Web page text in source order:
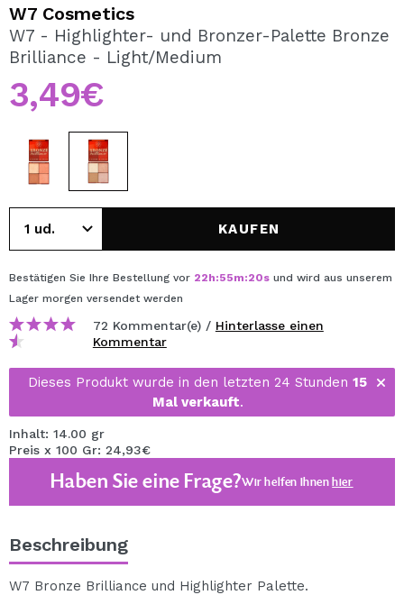
REGISTRIEREN
Durch die Erstellung eines Kontos bei Maquillalia.de
können Sie Ihre Einkäufe schnell tätigen, den Status Ihrer
Bestellungen überprüfen und Ihre bisherigen Vorgänge
einsehen.
BENUTZERKONTO ERSTELLEN
W7 Cosmetics
W7 - Highlighter- und Bronzer-Palette Bronze
Brilliance - Light/Medium
3,49€
KAUFEN
Bestätigen Sie Ihre Bestellung vor 22h:55m:20s und wird aus unserem
Lager morgen versendet werden
72 Kommentar(e) / Hinterlasse einen
Kommentar
Dieses Produkt wurde in den letzten 24 Stunden 15
Mal verkauft.
Inhalt: 14.00 gr
Preis x 100 Gr: 24,93€
Haben Sie eine Frage?Wir helfen Ihnenhier
Beschreibung
W7 Bronze Brilliance und Highlighter Palette.